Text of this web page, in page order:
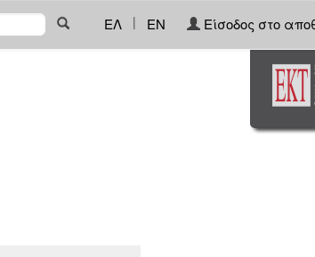
ΕΛ | EN Είσοδος στο